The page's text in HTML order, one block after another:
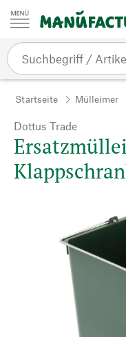
Zum Inhalt springen
Startseite Mülleimer
Dottus Trade